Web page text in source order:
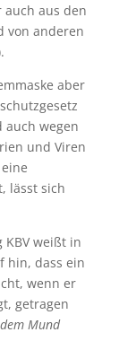
aus den
von anderen
aber
auch wegen
und Viren
lässt sich
KBV weißt in
hin, dass ein
wenn er
getragen
Mund